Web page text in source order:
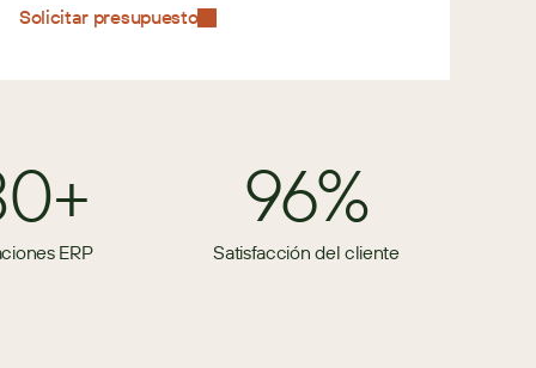
Solicitar presupuesto
ERP
96%
Satisfacción del cliente